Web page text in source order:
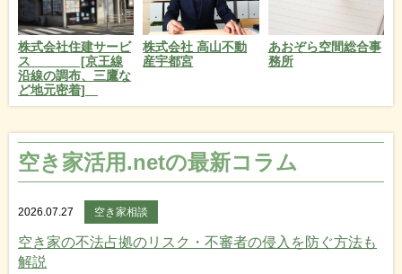
株式会社住建サービ
ス [京王線
沿線の調布、三鷹な
ど地元密着]
株式会社 高山不動
産宇都宮
あおぞら空間総合事
務所
空き家活用.netの最新コラム
2026.07.27 空き家相談
空き家の不法占拠のリスク・不審者の侵入を防ぐ方法も
解説